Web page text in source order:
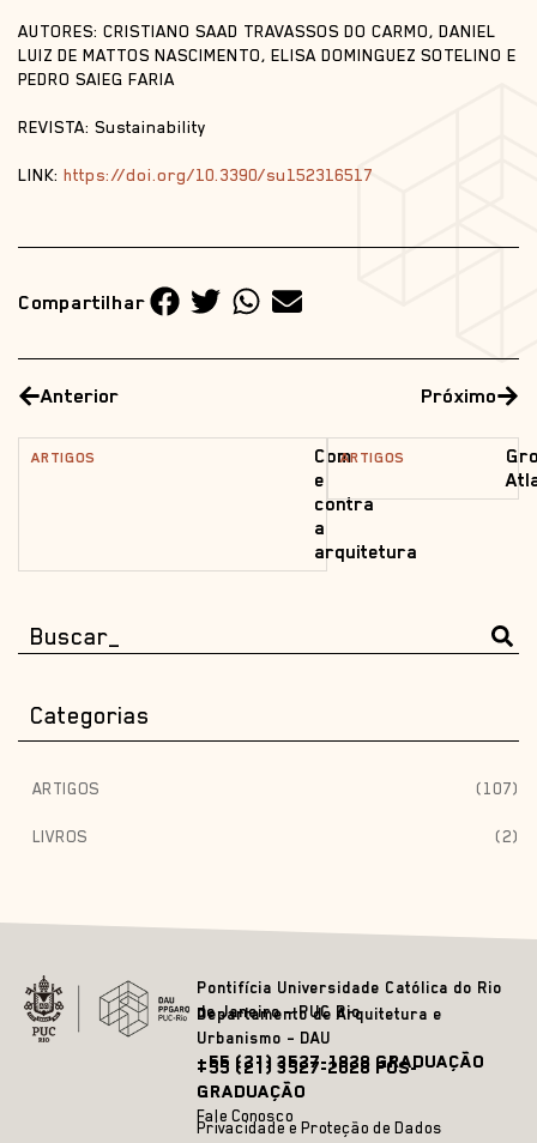
AUTORES: CRISTIANO SAAD TRAVASSOS DO CARMO, DANIEL
LUIZ DE MATTOS NASCIMENTO, ELISA DOMINGUEZ SOTELINO E
PEDRO SAIEG FARIA
REVISTA: Sustainability
LINK: https://doi.org/10.3390/su152316517
Compartilhar
Anterior
ARTIGOS
Com
e
contra
a
arquitetura
Próximo
ARTIGOS
Categorias
ARTIGOS (107)
LIVROS (2)
Pontifícia Universidade Católica do Rio
de Janeiro – PUC Rio
Departamento de Arquitetura e
Urbanismo – DAU
+55 (21) 3527-1828 GRADUAÇÃO
+55 (21) 3527-2628 PÓS-
GRADUAÇÃO
Fale Conosco
Privacidade e Proteção de Dados